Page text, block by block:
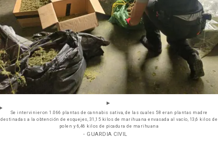
Se intervinieron 1.066 plantas de cannabis sativa, de las cuales 58 eran plantas madre
destinadas a la obtención de esquejes, 31,15 kilos de marihuana envasada al vacío, 13,6 kilos de
polen y 6,46 kilos de picadura de marihuana
- GUARDIA CIVIL